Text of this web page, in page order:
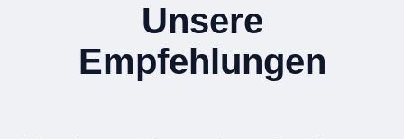
Unsere
Empfehlungen